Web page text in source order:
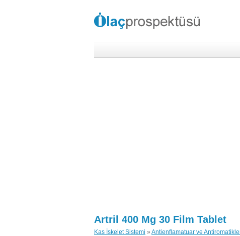
Artril 400 Mg 30 Film Tablet
Kas İskelet Sistemi » Antienflamatuar ve